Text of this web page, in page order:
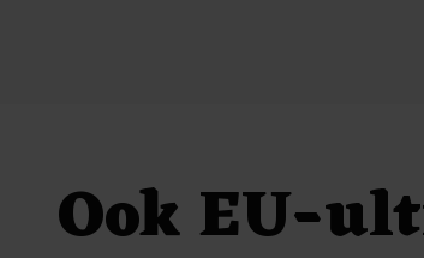
Ook EU-